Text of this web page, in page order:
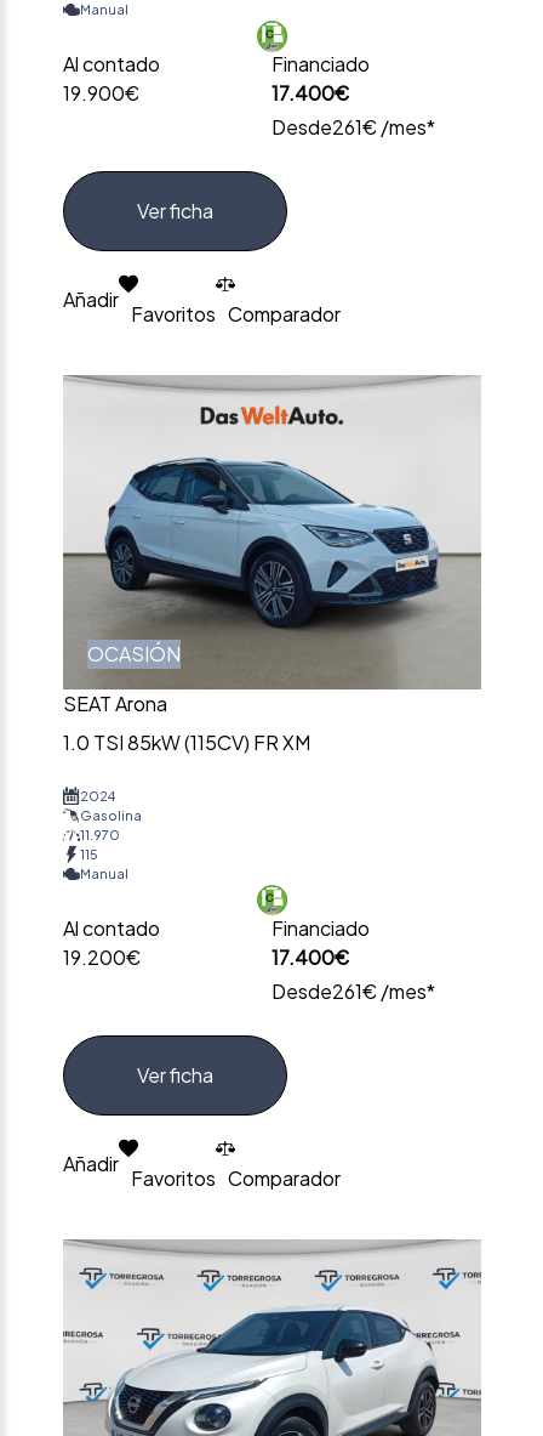
Manual
Al contado
19.900€
Financiado
17.400€
Desde261€ /mes*
Ver ficha
Añadir
Favoritos Comparador
OCASIÓN
SEAT Arona
1.0 TSI 85kW (115CV) FR XM
2024
Gasolina
11.970
115
Manual
Al contado
19.200€
Financiado
17.400€
Desde261€ /mes*
Ver ficha
Añadir
Favoritos Comparador